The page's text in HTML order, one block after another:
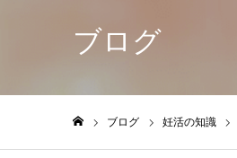
ブログ
ブログ 妊活の知識